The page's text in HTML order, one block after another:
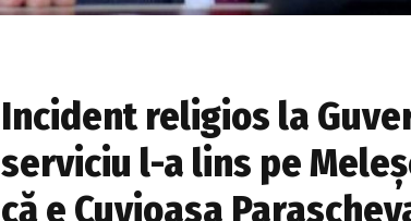
Incident religios la
serviciu l-a lins pe
că e Cuvioasa